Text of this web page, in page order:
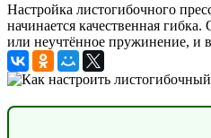
Настройка листогибочного
начинается качественная
или неучтённое пружинение, и